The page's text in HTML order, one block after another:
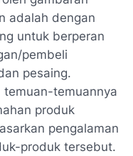
adalah dengan
untuk berperan
pembeli
pesaing.
temuan-temuannya
produk
pengalaman
produk tersebut.